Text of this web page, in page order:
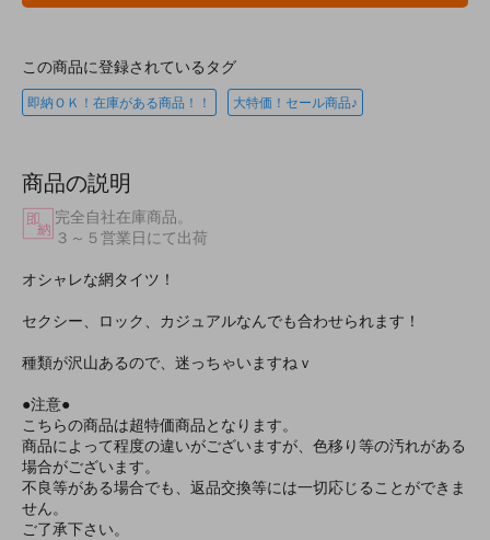
この商品に登録されているタグ
即納ＯＫ！在庫がある商品！！ 大特価！セール商品♪
商品の説明
完全自社在庫商品。
３～５営業日にて出荷
オシャレな網タイツ！
セクシー、ロック、カジュアルなんでも合わせられます！
種類が沢山あるので、迷っちゃいますねｖ
●注意●
こちらの商品は超特価商品となります。
商品によって程度の違いがございますが、色移り等の汚れがある
場合がございます。
不良等がある場合でも、返品交換等には一切応じることができま
せん。
ご了承下さい。